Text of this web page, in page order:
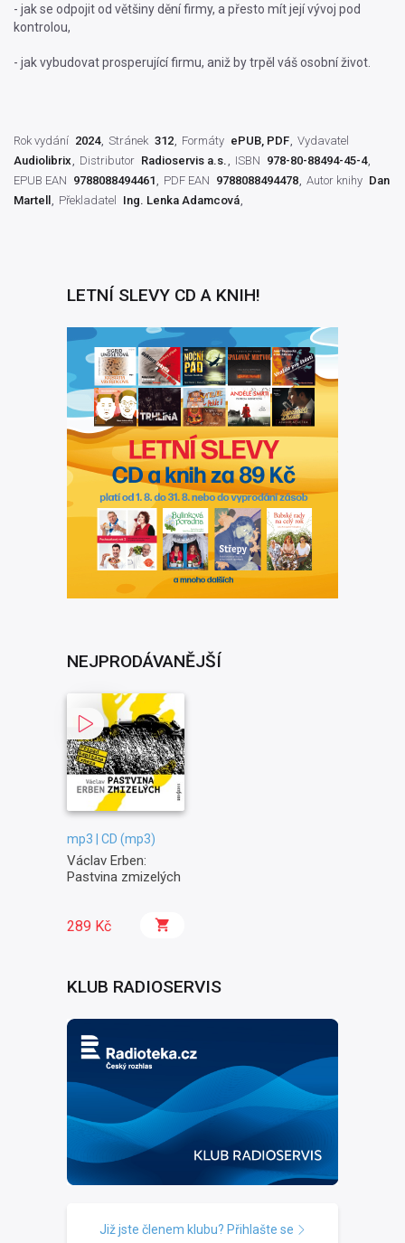
- jak se odpojit od většiny dění firmy, a přesto mít její vývoj pod
kontrolou,
- jak vybudovat prosperující firmu, aniž by trpěl váš osobní život.
Rok vydání 2024 Stránek 312 Formáty ePUB, PDF Vydavatel
Audiolibrix
Distributor Radioservis a.s. ISBN 978-80-88494-45-4
EPUB EAN 9788088494461 PDF EAN 9788088494478 Autor knihy Dan
Martell
Překladatel Ing. Lenka Adamcová
LETNÍ SLEVY CD A KNIH!
NEJPRODÁVANĚJŠÍ
mp3 | CD (mp3)
Václav Erben:
Pastvina zmizelých
289 Kč
KLUB RADIOSERVIS
Již jste členem klubu? Přihlašte se